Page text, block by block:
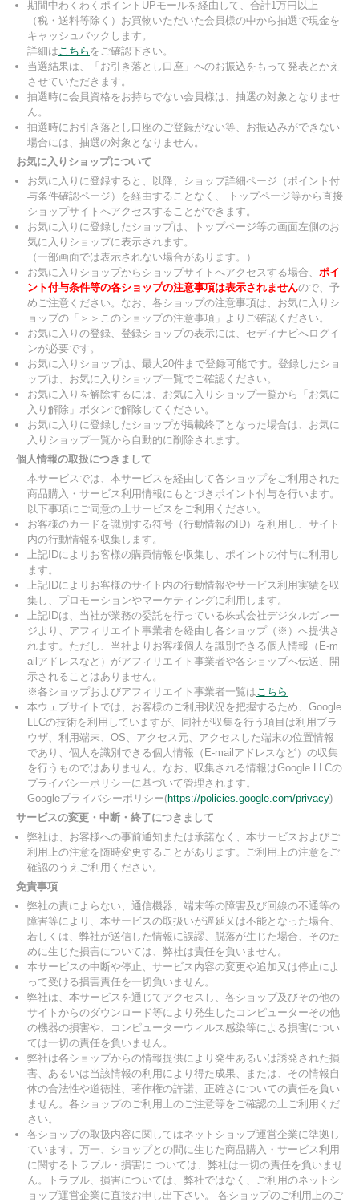
期間中わくわくポイントUPモールを経由して、合計1万円以上
（税・送料等除く）お買物いただいた会員様の中から抽選で現金を
キャッシュバックします。
詳細はこちら をご確認下さい。
当選結果は、「お引き落とし口座」へのお振込をもって発表とかえ
させていただきます。
抽選時に会員資格をお持ちでない会員様は、抽選の対象となりませ
ん。
抽選時にお引き落とし口座のご登録がない等、お振込みができない
場合には、抽選の対象となりません。
お気に入りショップについて
お気に入りに登録すると、以降、ショップ詳細ページ（ポイント付
与条件確認ページ）を経由することなく、 トップページ等から直接
ショップサイトへアクセスすることができます。
お気に入りに登録したショップは、トップページ等の画面左側のお
気に入りショップに表示されます。
（一部画面では表示されない場合があります。）
お気に入りショップからショップサイトへアクセスする場合、 ポイ
ント付与条件等の各ショップの注意事項は表示されませんので、予
めご注意ください。なお、各ショップの注意事項は、お気に入りシ
ョップの「＞＞このショップの注意事項」よりご確認ください。
お気に入りの登録、登録ショップの表示には、セディナビへログイ
ンが必要です。
お気に入りショップは、最大20件まで登録可能です。登録したショ
ップは、お気に入りショップ一覧でご確認ください。
お気に入りを解除するには、お気に入りショップ一覧から「お気に
入り解除」ボタンで解除してください。
お気に入りに登録したショップが掲載終了となった場合は、お気に
入りショップ一覧から自動的に削除されます。
個人情報の取扱につきまして
本サービスでは、本サービスを経由して各ショップをご利用された
商品購入・サービス利用情報にもとづきポイント付与を行います。
以下事項にご同意の上サービスをご利用ください。
お客様のカードを識別する符号（行動情報のID）を利用し、サイト
内の行動情報を収集します。
上記IDによりお客様の購買情報を収集し、ポイントの付与に利用し
ます。
上記IDによりお客様のサイト内の行動情報やサービス利用実績を収
集し、プロモーションやマーケティングに利用します。
上記IDは、当社が業務の委託を行っている株式会社デジタルガレー
ジより、アフィリエイト事業者を経由し各ショップ（※）へ提供さ
れます。ただし、当社よりお客様個人を識別できる個人情報（E-m
ailアドレスなど）がアフィリエイト事業者や各ショップへ伝送、開
示されることはありません。
※各ショップおよびアフィリエイト事業者一覧はこちら
本ウェブサイトでは、お客様のご利用状況を把握するため、Google
LLCの技術を利用していますが、同社が収集を行う項目は利用ブラ
ウザ、利用端末、OS、アクセス元、アクセスした端末の位置情報
であり、個人を識別できる個人情報（E-mailアドレスなど）の収集
を行うものではありません。なお、収集される情報はGoogle LLCの
プライバシーポリシーに基づいて管理されます。
Googleプライバシーポリシー(https://policies.google.com/privacy)
サービスの変更・中断・終了につきまして
弊社は、お客様への事前通知または承諾なく、本サービスおよびご
利用上の注意を随時変更することがあります。ご利用上の注意をご
確認のうえご利用ください。
免責事項
弊社の責によらない、通信機器、端末等の障害及び回線の不通等の
障害等により、本サービスの取扱いが遅延又は不能となった場合、
若しくは、弊社が送信した情報に誤謬、脱落が生じた場合、そのた
めに生じた損害については、弊社は責任を負いません。
本サービスの中断や停止、サービス内容の変更や追加又は停止によ
って受ける損害責任を一切負いません。
弊社は、本サービスを通じてアクセスし、各ショップ及びその他の
サイトからのダウンロード等により発生したコンピューターその他
の機器の損害や、コンピューターウィルス感染等による損害につい
ては一切の責任を負いません。
弊社は各ショップからの情報提供により発生あるいは誘発された損
害、あるいは当該情報の利用により得た成果、または、その情報自
体の合法性や道徳性、著作権の許諾、正確さについての責任を負い
ません。各ショップのご利用上のご注意等をご確認の上ご利用くだ
さい。
各ショップの取扱内容に関してはネットショップ運営企業に準拠し
ています。万一、ショップとの間に生じた商品購入・サービス利用
に関するトラブル・損害に ついては、弊社は一切の責任を負いませ
ん。トラブル、損害については、弊社ではなく、ご利用のネットシ
ョップ運営企業に直接お申し出下さい。 各ショップのご利用上のご